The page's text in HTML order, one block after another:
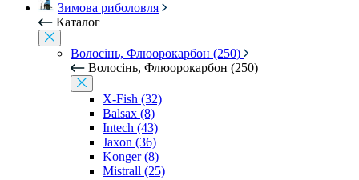
Зимова риболовля
Каталог
Волосінь, Флюорокарбон (250)
Волосінь, Флюорокарбон (250)
X-Fish (32)
Balsax (8)
Intech (43)
Jaxon (36)
Konger (8)
Mistrall (25)